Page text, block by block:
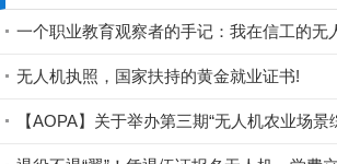
无人机执照，国家扶持的黄金就业证书!